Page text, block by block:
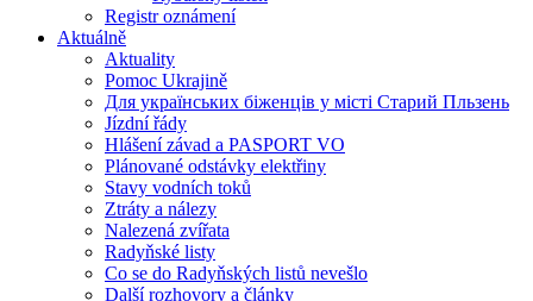
Registr oznámení
Aktuálně
Aktuality
Pomoc Ukrajině
Для українських біженців у місті Старий Пльзень
Jízdní řády
Hlášení závad a PASPORT VO
Plánované odstávky elektřiny
Stavy vodních toků
Ztráty a nálezy
Nalezená zvířata
Radyňské listy
Co se do Radyňských listů nevešlo
Další rozhovory a články